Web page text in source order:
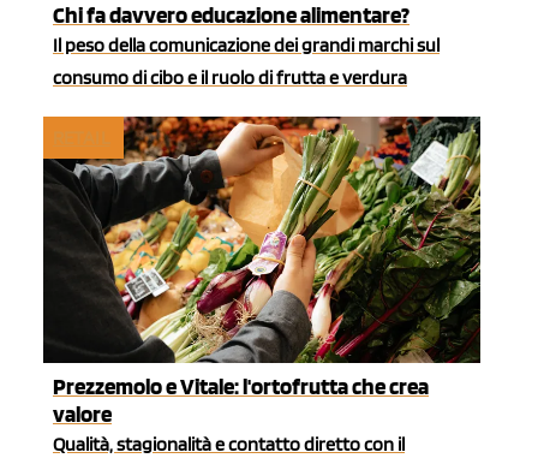
Chi fa davvero educazione alimentare?
Il peso della comunicazione dei grandi marchi sul
consumo di cibo e il ruolo di frutta e verdura
Prezzemolo e Vitale: l'ortofrutta che crea
valore
Qualità, stagionalità e contatto diretto con il